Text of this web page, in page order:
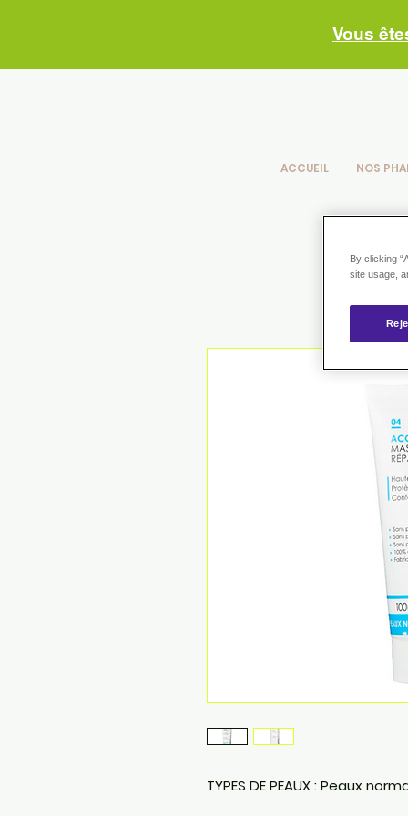
Vous
ACCUEIL NOS
TYPES DE PEAUX: Peaux
By clicking
site usage,